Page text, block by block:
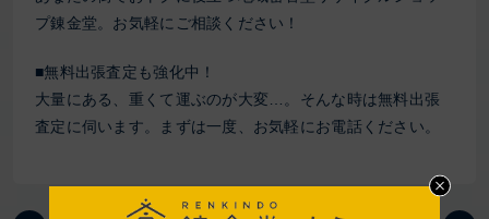
プ錬金堂。お気軽にご相談ください！
■無料出張査定も強化中！
大量にある、重くて運ぶのが大変…。そんな時は無料出張
査定に伺います。まずは一度、お気軽にお電話ください。